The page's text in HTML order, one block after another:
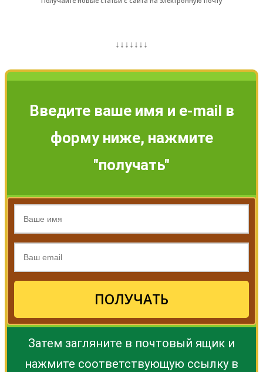
↓↓↓↓↓↓↓
Введите ваше имя и e-mail в
форму ниже, нажмите
"получать"
ПОЛУЧАТЬ
Затем загляните в почтовый ящик и
нажмите соответствующую ссылку в